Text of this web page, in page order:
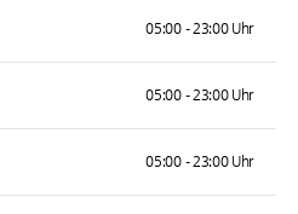
05:00 - 23:00 Uhr
05:00 - 23:00 Uhr
05:00 - 23:00 Uhr